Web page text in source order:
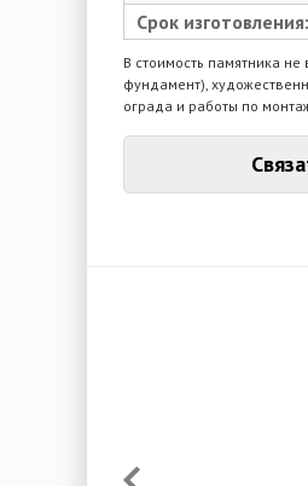
Срок изготовления:
В стоимость памятника не
фундамент),
ограда и работы по